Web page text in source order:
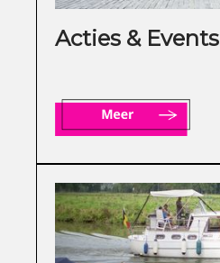
Acties & Events